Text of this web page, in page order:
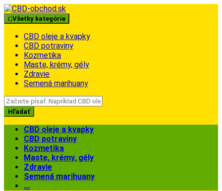
Skip
to
navigation
Skip
to
content
Všetky kategórie
CBD oleje a kvapky
CBD potraviny
Kozmetika
Maste, krémy, gély
Zdravie
Semená marihuany
Search
for:
Hľadať
CBD oleje a kvapky
CBD potraviny
Kozmetika
Maste, krémy, gély
Zdravie
Semená marihuany
...